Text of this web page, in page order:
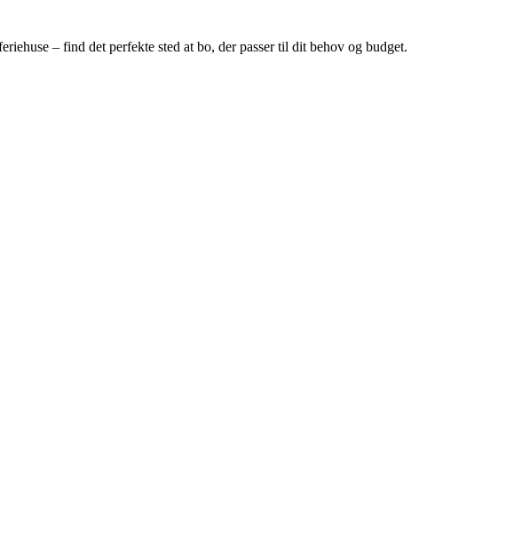
– find det perfekte sted at bo, der passer til dit behov og budget.